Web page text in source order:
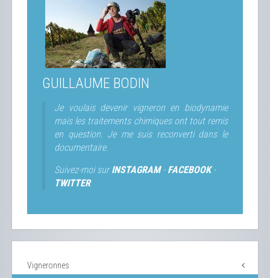
GUILLAUME BODIN
Je voulais devenir vigneron en biodynamie
mais les traitements chimiques ont tout remis
en question. Je me suis reconverti dans le
documentaire.
Suivez-moi surINSTAGRAM- FACEBOOK-
TWITTER
Vigneronnes